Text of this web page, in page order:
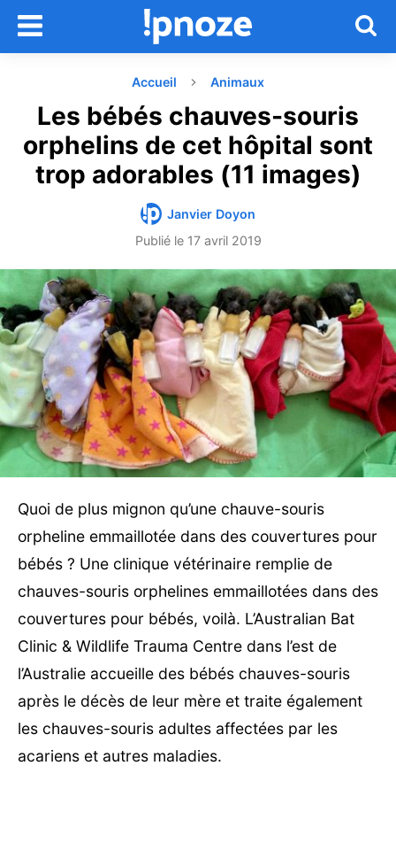
Accueil Animaux
Les bébés chauves-souris
orphelins de cet hôpital sont
trop adorables (11 images)
Janvier Doyon
Publié le 17 avril 2019
Quoi de plus mignon qu’une chauve-souris
orpheline emmaillotée dans des couvertures pour
bébés ? Une clinique vétérinaire remplie de
chauves-souris orphelines emmaillotées dans des
couvertures pour bébés, voilà. L’Australian Bat
Clinic & Wildlife Trauma Centre dans l’est de
l’Australie accueille des bébés chauves-souris
après le décès de leur mère et traite également
les chauves-souris adultes affectées par les
acariens et autres maladies.